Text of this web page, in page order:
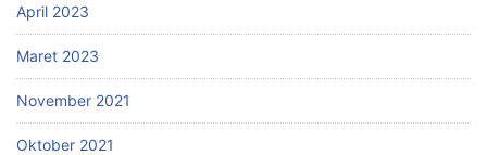
April 2023
Maret 2023
November 2021
Oktober 2021